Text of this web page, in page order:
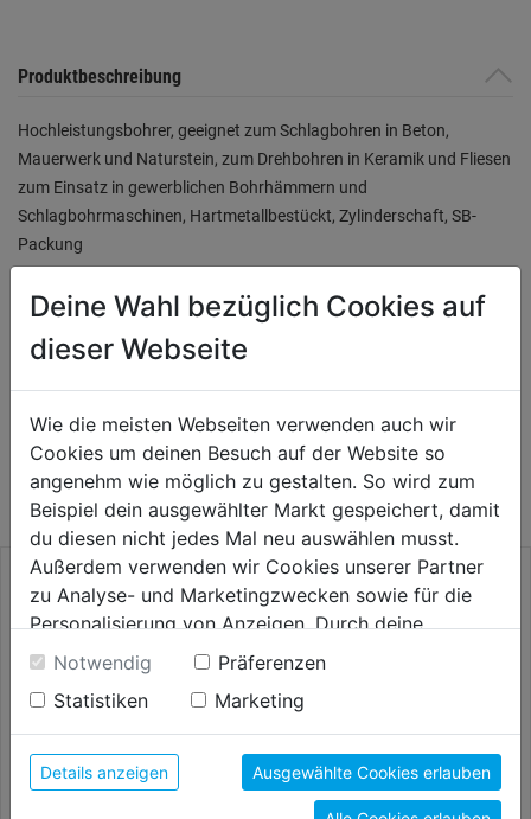
Produktbeschreibung
Hochleistungsbohrer, geeignet zum Schlagbohren in Beton,
Mauerwerk und Naturstein, zum Drehbohren in Keramik und Fliesen
zum Einsatz in gewerblichen Bohrhämmern und
Schlagbohrmaschinen, Hartmetallbestückt, Zylinderschaft, SB-
Packung
Bewertung (0)
WEITERE PRODUKTE AUS DIESER
KATEGORIE
Deine Wahl bezüglich Cookies auf
dieser Webseite
Wie die meisten Webseiten verwenden auch wir
Cookies um deinen Besuch auf der Website so
angenehm wie möglich zu gestalten. So wird zum
Beispiel dein ausgewählter Markt gespeichert, damit
du diesen nicht jedes Mal neu auswählen musst.
Außerdem verwenden wir Cookies unserer Partner
zu Analyse- und Marketingzwecken sowie für die
Personalisierung von Anzeigen. Durch deine
Einwilligung werden die Daten von Drittanbieter,
unter anderem auch in den USA, verarbeitet.
Durch Klick auf "Alle Cookies erlauben" stimmst du
der Verwendung aller Cookies zu. Unter "Details
anzeigen" findest du alle Infos zu den
unterschiedlichen Cookies, unter "Cookies
Notwendig
Präferenzen
Statistiken
Marketing
Details anzeigen Ausgewählte Cookies erlauben